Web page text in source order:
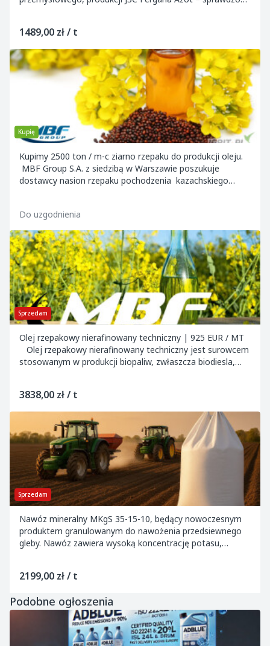
1489,00 zł / t
Kupię
Kupimy 2500 ton / m-c ziarno rzepaku do produkcji oleju.
MBF Group S.A. z siedzibą w Warszawie poszukuje
dostawcy nasion rzepaku pochodzenia kazachskiego
Do uzgodnienia
Sprzedam
Olej rzepakowy nierafinowany techniczny | 925 EUR / MT
Olej rzepakowy nierafinowany techniczny jest surowcem
stosowanym w produkcji biopaliw, zwłaszcza biodiesla,
3838,00 zł / t
Sprzedam
Nawóz mineralny MKgS 35-15-10, będący nowoczesnym
produktem granulowanym do nawożenia przedsiewnego
gleby. Nawóz zawiera wysoką koncentrację potasu,
2199,00 zł / t
Podobne ogłoszenia